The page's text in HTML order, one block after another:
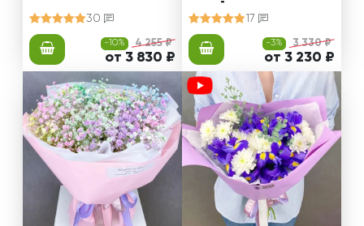
30
-10% 4 255 ₽
от 3 830 ₽
мерий
17
-3% 3 330 ₽
от 3 230 ₽